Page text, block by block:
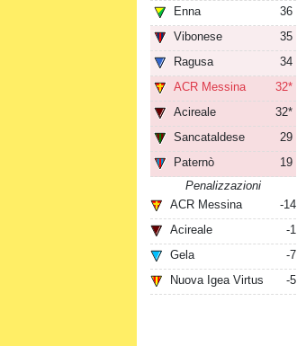
Enna
36
Vibonese
35
Ragusa
34
ACR Messina
32*
Acireale
32*
Sancataldese
29
Paternò
19
Penalizzazioni
ACR Messina
-14
Acireale
-1
Gela
-7
Nuova Igea Virtus
-5